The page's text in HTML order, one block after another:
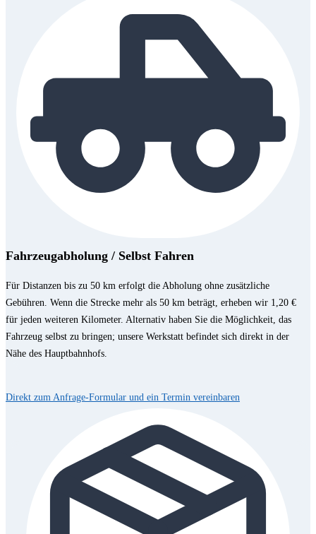
Fahrzeugabholung / Selbst Fahren
Für Distanzen bis zu 50 km erfolgt die Abholung ohne zusätzliche
Gebühren. Wenn die Strecke mehr als 50 km beträgt, erheben wir 1,20 €
für jeden weiteren Kilometer. Alternativ haben Sie die Möglichkeit, das
Fahrzeug selbst zu bringen; unsere Werkstatt befindet sich direkt in der
Nähe des Hauptbahnhofs.
Direkt zum Anfrage-Formular und ein Termin vereinbaren